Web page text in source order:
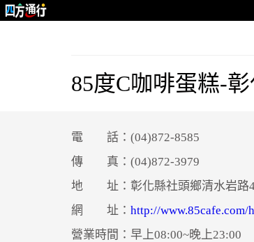
85度C咖啡蛋糕-
電 話：(04)872-8585
傳 真：(04)872-3979
地 址：彰化縣社頭鄉清水岩路
網 址： http://www.85cafe.com/
營業時間：早上08:00~晚上23:00